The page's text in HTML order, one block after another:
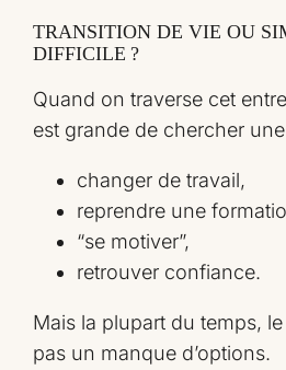
TRANSITION DE VIE OU
DIFFICILE ?
Quand on traverse cet
est grande de chercher
changer de travail,
reprendre une
“se motiver”,
retrouver confiance.
Mais la plupart du temps, le
pas un manque d’options.